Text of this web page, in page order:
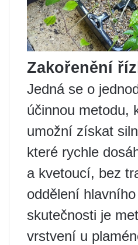
Zakořenění
Jedná se o
účinnou metodu,
umožní získat
které rychle
a kvetoucí, bez
oddělení
skutečnosti je
vrstvení u